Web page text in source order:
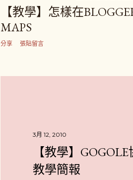
【教學】怎樣在
MAPS
分享 張貼留言
3月 12, 2010
【教學】GOGOLE
教學簡報